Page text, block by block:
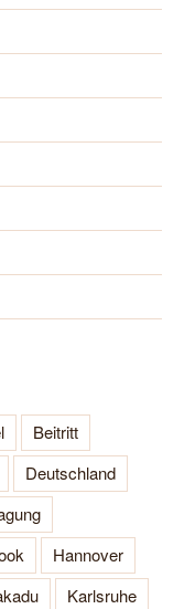
Beitritt
Deutschland
Hannover
Karlsruhe